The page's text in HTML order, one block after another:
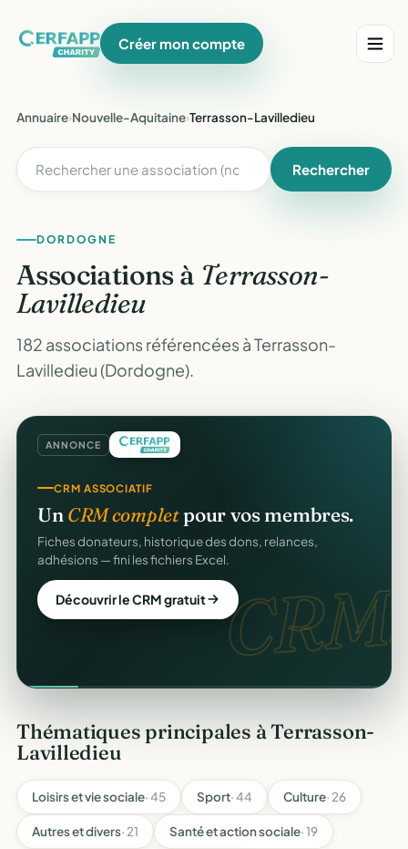
Créer mon compte
Annuaire›Nouvelle-Aquitaine›Terrasson-Lavilledieu
Rechercher
DORDOGNE
Associations à Terrasson-
Lavilledieu
182 associations référencées à Terrasson-
Lavilledieu (Dordogne).
ANNONCE
CRM.
CRM ASSOCIATIF
Un CRM completpour vos membres.
Fiches donateurs, historique des dons, relances,
adhésions — fini les fichiers Excel.
Découvrir le CRM gratuit
Thématiques principales à Terrasson-
Lavilledieu
Loisirs et vie sociale· 45 Sport· 44 Culture· 26
Autres et divers· 21 Santé et action sociale· 19